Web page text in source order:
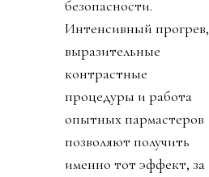
безопасности.
Интенсивный прогрев,
выразительные
контрастные
процедуры и работа
опытных пармастеров
позволяют получить
именно тот эффект, за